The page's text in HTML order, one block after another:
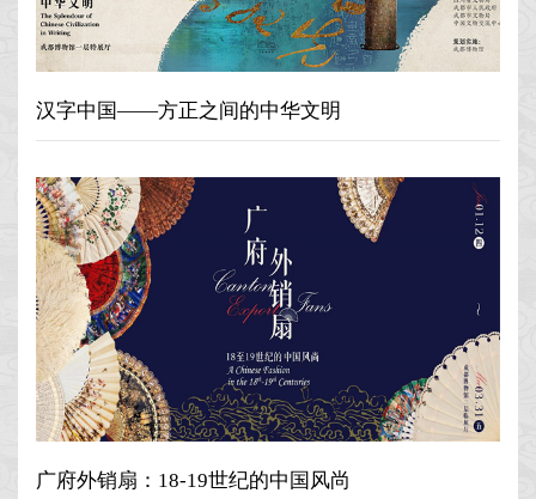
汉字中国——方正之间的中华文明
广府外销扇：18-19世纪的中国风尚